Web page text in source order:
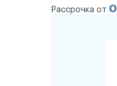
Рассрочка от